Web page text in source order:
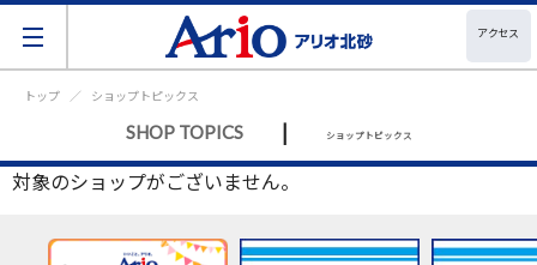
アクセス
トップ ショップトピックス
SHOP TOPICS | ショップトピックス
対象のショップがございません。